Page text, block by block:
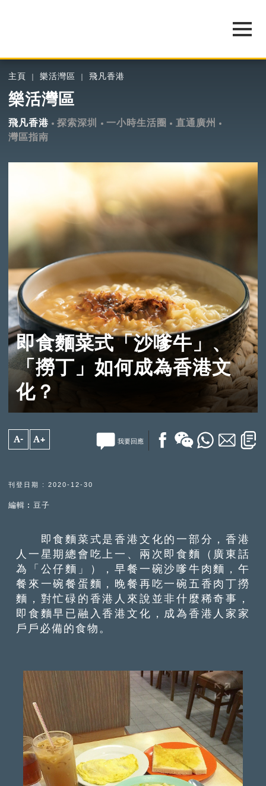
主頁 樂活灣區 飛凡香港
樂活灣區
飛凡香港 探索深圳 一小時生活圈
直通廣州
灣區指南
即食麵菜式「沙嗲牛」、
「撈丁」如何成為香港文
化？
A- A+ 我要回應
刊登日期 : 2020-12-30
編輯︰豆子
即食麵菜式是香港文化的一部分，香港
人一星期總會吃上一、兩次即食麵（廣東話
為「公仔麵」），早餐一碗沙嗲牛肉麵，午
餐來一碗餐蛋麵，晚餐再吃一碗五香肉丁撈
麵，對忙碌的香港人來說並非什麼稀奇事，
即食麵早已融入香港文化，成為香港人家家
戶戶必備的食物。